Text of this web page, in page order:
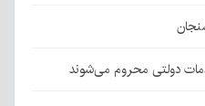
دولتی محروم می‌شوند